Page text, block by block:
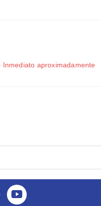
Inmediato aproximadamente